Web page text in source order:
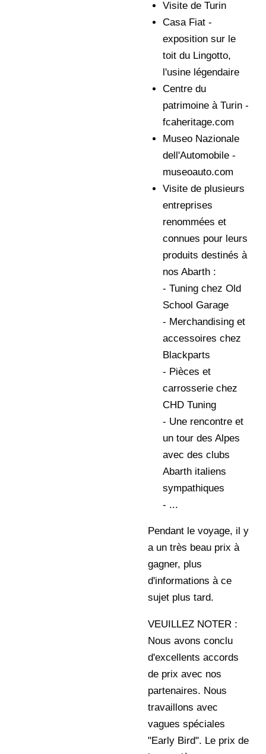
Visite de Turin
Casa Fiat -
exposition sur le
toit du Lingotto,
l'usine légendaire
Centre du
patrimoine à Turin -
fcaheritage.com
Museo Nazionale
dell'Automobile -
museoauto.com
Visite de plusieurs
entreprises
renommées et
connues pour leurs
produits destinés à
nos Abarth :
- Tuning chez Old
School Garage
- Merchandising et
accessoires chez
Blackparts
- Pièces et
carrosserie chez
CHD Tuning
- Une rencontre et
un tour des Alpes
avec des clubs
Abarth italiens
sympathiques
- ...
Pendant le voyage, il y
a un très beau prix à
gagner, plus
d'informations à ce
sujet plus tard.
VEUILLEZ NOTER :
Nous avons conclu
d'excellents accords
de prix avec nos
partenaires. Nous
travaillons avec
vagues spéciales
"Early Bird". Le prix de